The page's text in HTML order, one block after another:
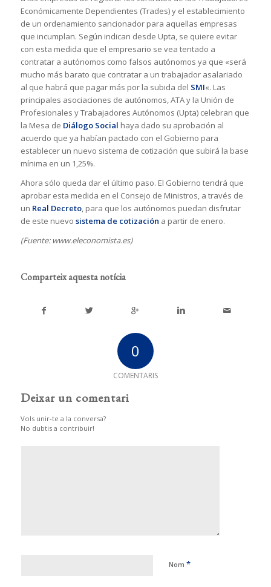
Económicamente Dependientes (Trades) y el establecimiento
de un ordenamiento sancionador para aquellas empresas
que incumplan. Según indican desde Upta, se quiere evitar
con esta medida que el empresario se vea tentado a
contratar a autónomos como falsos autónomos ya que «será
mucho más barato que contratar a un trabajador asalariado
al que habrá que pagar más por la subida del SMI«. Las
principales asociaciones de autónomos, ATA y la Unión de
Profesionales y Trabajadores Autónomos (Upta) celebran que
la Mesa de Diálogo Social haya dado su aprobación al
acuerdo que ya habían pactado con el Gobierno para
establecer un nuevo sistema de cotización que subirá la base
mínima en un 1,25%.
Ahora sólo queda dar el último paso. El Gobierno tendrá que
aprobar esta medida en el Consejo de Ministros, a través de
un Real Decreto, para que los autónomos puedan disfrutar
de este nuevo sistema de cotización a partir de enero.
(Fuente: www.eleconomista.es)
Comparteix aquesta notícia
0
COMENTARIS
Deixar un comentari
Vols unir-te a la conversa?
No dubtis a contribuir!
Nom *